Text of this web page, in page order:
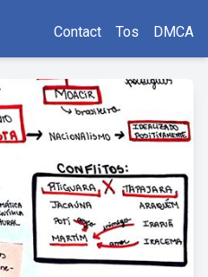
Contact Tos DMCA